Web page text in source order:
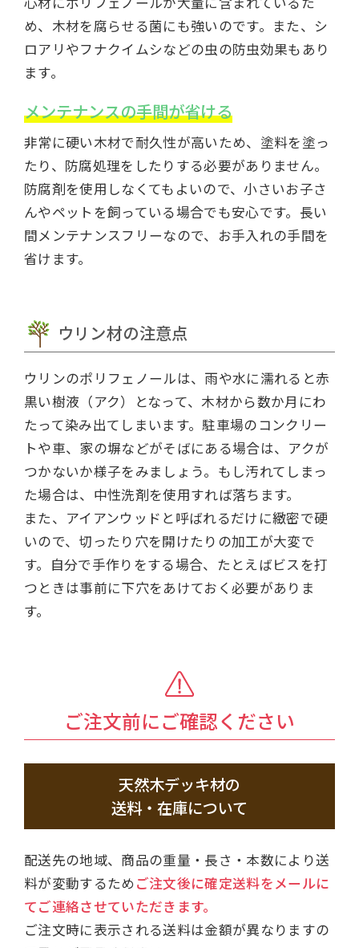
め、木材を腐らせる菌にも強いのです。また、シ
ロアリやフナクイムシなどの虫の防虫効果もあり
ます。
メンテナンスの手間が省ける
非常に硬い木材で耐久性が高いため、塗料を塗っ
たり、防腐処理をしたりする必要がありません。
防腐剤を使用しなくてもよいので、小さいお子さ
んやペットを飼っている場合でも安心です。長い
間メンテナンスフリーなので、お手入れの手間を
省けます。
ウリン材の注意点
ウリンのポリフェノールは、雨や水に濡れると赤
黒い樹液（アク）となって、木材から数か月にわ
たって染み出てしまいます。駐車場のコンクリー
トや車、家の塀などがそばにある場合は、アクが
つかないか様子をみましょう。もし汚れてしまっ
た場合は、中性洗剤を使用すれば落ちます。
また、アイアンウッドと呼ばれるだけに緻密で硬
いので、切ったり穴を開けたりの加工が大変で
す。自分で手作りをする場合、たとえばビスを打
つときは事前に下穴をあけておく必要がありま
す。
ご注文前にご確認ください
天然木デッキ材の
送料・在庫について
配送先の地域、商品の重量・長さ・本数により送
料が変動するため ご注文後に確定送料をメールに
てご連絡させていただきます。
ご注文時に表示される送料は金額が異なりますの